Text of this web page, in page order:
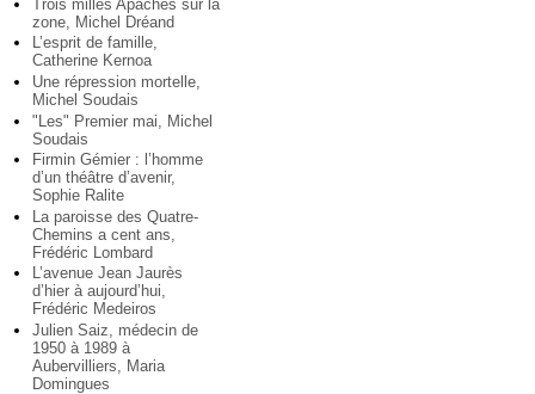
Trois milles Apaches sur la
zone, Michel Dréand
L’esprit de famille,
Catherine Kernoa
Une répression mortelle,
Michel Soudais
"Les" Premier mai, Michel
Soudais
Firmin Gémier : l’homme
d’un théâtre d’avenir,
Sophie Ralite
La paroisse des Quatre-
Chemins a cent ans,
Frédéric Lombard
L’avenue Jean Jaurès
d’hier à aujourd’hui,
Frédéric Medeiros
Julien Saiz, médecin de
1950 à 1989 à
Aubervilliers, Maria
Domingues